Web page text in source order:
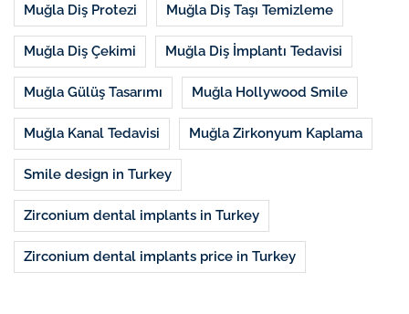
Muğla Diş Protezi Muğla Diş Taşı Temizleme
Muğla Diş Çekimi Muğla Diş İmplantı Tedavisi
Muğla Gülüş Tasarımı Muğla Hollywood Smile
Muğla Kanal Tedavisi Muğla Zirkonyum Kaplama
Smile design in Turkey
Zirconium dental implants in Turkey
Zirconium dental implants price in Turkey